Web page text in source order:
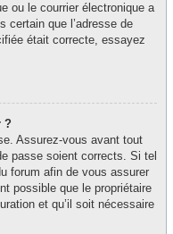
ou le courrier électronique a
certain que l’adresse de
était correcte, essayez
?
Assurez-vous avant tout
passe soient corrects. Si tel
forum afin de vous assurer
possible que le propriétaire
et qu’il soit nécessaire